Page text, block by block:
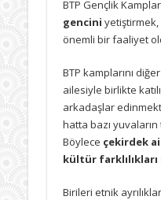
BTP Gençlik
gencini
önemli bir faaliyet
BTP kamplarını
ailesiyle birlikte
arkadaşlar
hatta bazı
Böylece çekirdek
kültür
Birileri etnik